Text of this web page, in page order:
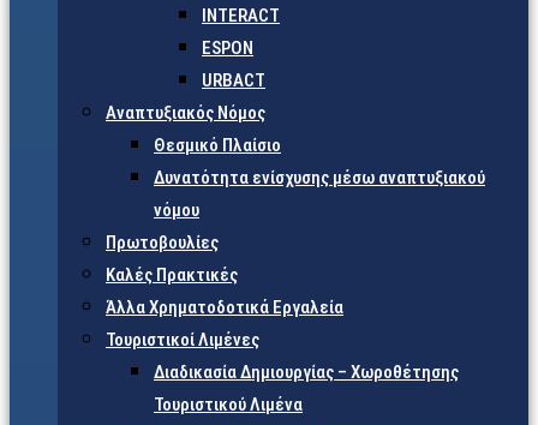
INTERACT
ESPON
URBACT
Αναπτυξιακός Νόμος
Θεσμικό Πλαίσιο
Δυνατότητα ενίσχυσης μέσω αναπτυξιακού
νόμου
Πρωτοβουλίες
Καλές Πρακτικές
Άλλα Χρηματοδοτικά Εργαλεία
Τουριστικοί Λιμένες
Διαδικασία Δημιουργίας – Χωροθέτησης
Τουριστικού Λιμένα